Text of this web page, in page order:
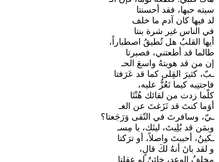
سيته حبها، فقد أحسنتا
لد فيها كان آدم ما خلف
في الناس غير شرة بنتا
أيها القلبُ هل تُطيقُ اصطباراً،
طالما قد أطعتني، فصبرتا
إن من قد هويتهُ واسعَ الحـ
ـبّ، كثيرَ القِلى كما قد عَرَفتا
فاجتنِبه كيما تَعُزُّ عليه،
كلّما زدت من لقائك هُنْتَا
أوَما كنتَ قد نَزَغتَ عن الغـ
ـيّ، وسافرتَ في التّقى وَرَجَعتا؟
وبمَن قد بُلِيتَ، ليتَك، يا مِسـ
ـكينُ، أحببتَ واصلاً، أو ترَكتا
و لقد بانَ أنهُ لكَ قالٍ،
مخلفُ الوعدِ، خائنٌ لو عقلتا